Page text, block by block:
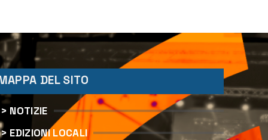
DEL SITO
> NOTIZIE
> EDIZIONI LOCALI